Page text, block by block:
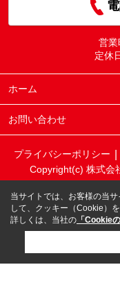
営業
定休
ホーム
お問い合わせ
プライバシーポリシー
Copyright(c) 株式会
当サイトでは、お客様の当
して、クッキー（Cookie）を
詳しくは、当社の 「Cookie